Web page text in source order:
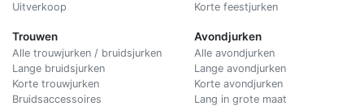
Uitverkoop
Trouwen
Alle trouwjurken / bruidsjurken
Lange bruidsjurken
Korte trouwjurken
Bruidsaccessoires
Korte feestjurken
Avondjurken
Alle avondjurken
Lange avondjurken
Korte avondjurken
Lang in grote maat